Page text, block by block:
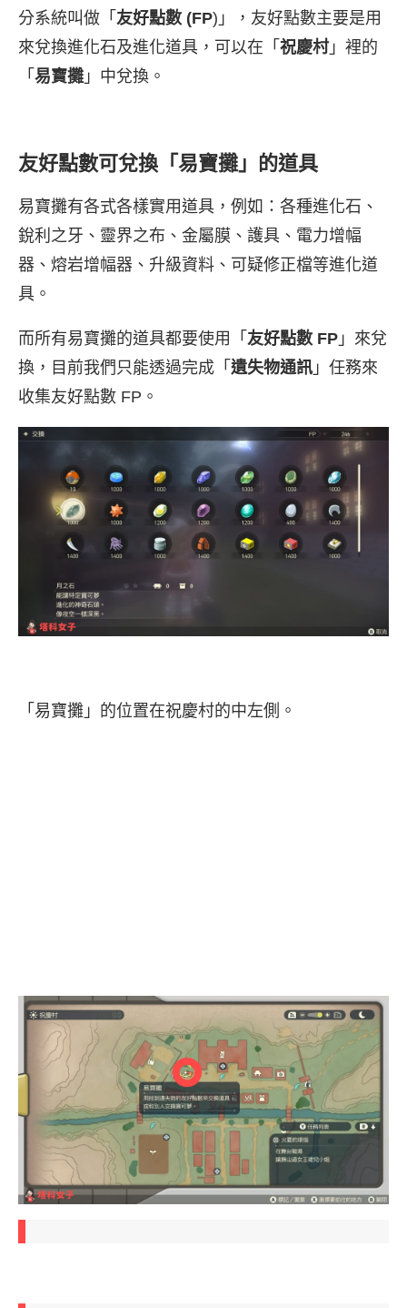
分系統叫做「 友好點數 (FP)」，友好點數主要是用
來兌換進化石及進化道具，可以在「 祝慶村」裡的
「 易寶攤 」中兌換。
友好點數可兌換「易寶攤」的道具
易寶攤有各式各樣實用道具，例如：各種進化石、
銳利之牙、靈界之布、金屬膜、護具、電力增幅
器、熔岩增幅器、升級資料、可疑修正檔等進化道
具。
而所有易寶攤的道具都要使用「 友好點數 FP 」來兌
換，目前我們只能透過完成「 遺失物通訊 」任務來
收集友好點數 FP。
「易寶攤」的位置在祝慶村的中左側。